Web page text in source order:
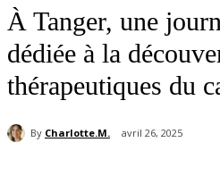
À Tanger, une
dédiée à la
thérapeutiques du
By Charlotte.M. avril 26, 2025